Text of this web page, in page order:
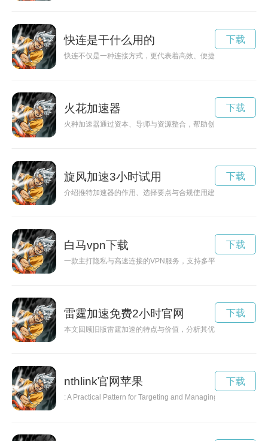
快连是干什么用的
快连不仅是一种连接方式，更代表着高效、便捷与稳定的使用
下载
火花加速器
火种加速器通过资本、导师与资源整合，帮助创业项目快速验
下载
旋风加速3小时试用
介绍推特加速器的作用、选择要点与合规使用建议，帮助用户
下载
白马vpn下载
一款主打隐私与高速连接的VPN服务，支持多平台与全球节点
下载
雷霆加速免费2小时官网
本文回顾旧版雷霆加速的特点与价值，分析其优势与不足，并
下载
nthlink官网苹果
: A Practical Pattern for Targeting and Managing Links in
下载